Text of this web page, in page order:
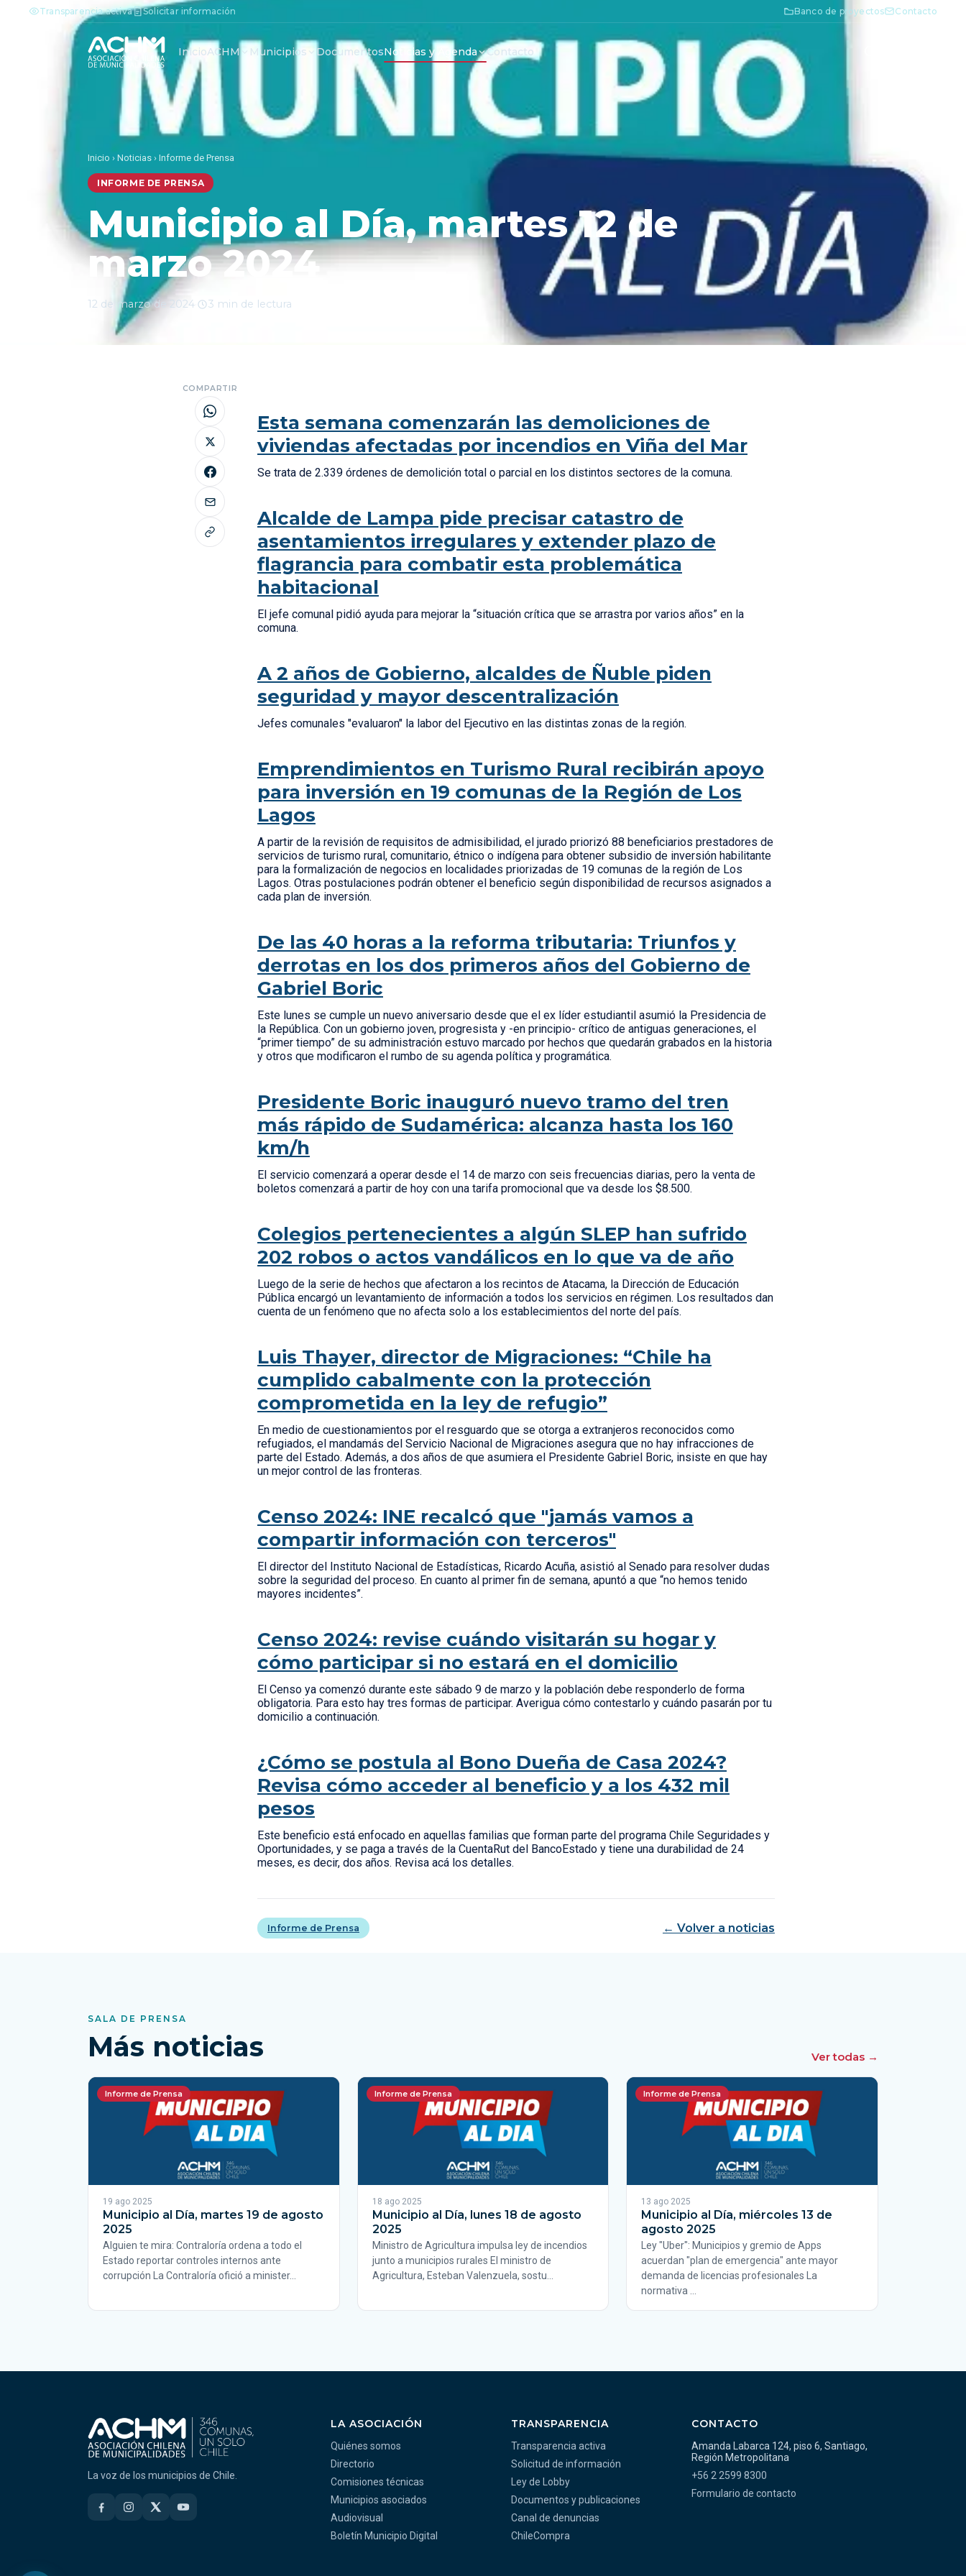
Transparencia activa Solicitar información Banco de proyectos Contacto
InicioACHM Municipios DocumentosNoticias y Agenda Contacto
Inicio › Noticias › Informe de Prensa
INFORME DE PRENSA
Municipio al Día, martes 12 de
marzo 2024
12 de marzo de 2024 3 min de lectura
COMPARTIR
Esta semana comenzarán las demoliciones de
viviendas afectadas por incendios en Viña del Mar
Se trata de 2.339 órdenes de demolición total o parcial en los distintos sectores de la comuna.
Alcalde de Lampa pide precisar catastro de
asentamientos irregulares y extender plazo de
flagrancia para combatir esta problemática
habitacional
El jefe comunal pidió ayuda para mejorar la “situación crítica que se arrastra por varios años” en la
comuna.
A 2 años de Gobierno, alcaldes de Ñuble piden
seguridad y mayor descentralización
Jefes comunales "evaluaron" la labor del Ejecutivo en las distintas zonas de la región.
Emprendimientos en Turismo Rural recibirán apoyo
para inversión en 19 comunas de la Región de Los
Lagos
A partir de la revisión de requisitos de admisibilidad, el jurado priorizó 88 beneficiarios prestadores de
servicios de turismo rural, comunitario, étnico o indígena para obtener subsidio de inversión habilitante
para la formalización de negocios en localidades priorizadas de 19 comunas de la región de Los
Lagos. Otras postulaciones podrán obtener el beneficio según disponibilidad de recursos asignados a
cada plan de inversión.
De las 40 horas a la reforma tributaria: Triunfos y
derrotas en los dos primeros años del Gobierno de
Gabriel Boric
Este lunes se cumple un nuevo aniversario desde que el ex líder estudiantil asumió la Presidencia de
la República. Con un gobierno joven, progresista y -en principio- crítico de antiguas generaciones, el
“primer tiempo” de su administración estuvo marcado por hechos que quedarán grabados en la historia
y otros que modificaron el rumbo de su agenda política y programática.
Presidente Boric inauguró nuevo tramo del tren
más rápido de Sudamérica: alcanza hasta los 160
km/h
El servicio comenzará a operar desde el 14 de marzo con seis frecuencias diarias, pero la venta de
boletos comenzará a partir de hoy con una tarifa promocional que va desde los $8.500.
Colegios pertenecientes a algún SLEP han sufrido
202 robos o actos vandálicos en lo que va de año
Luego de la serie de hechos que afectaron a los recintos de Atacama, la Dirección de Educación
Pública encargó un levantamiento de información a todos los servicios en régimen. Los resultados dan
cuenta de un fenómeno que no afecta solo a los establecimientos del norte del país.
Luis Thayer, director de Migraciones: “Chile ha
cumplido cabalmente con la protección
comprometida en la ley de refugio”
En medio de cuestionamientos por el resguardo que se otorga a extranjeros reconocidos como
refugiados, el mandamás del Servicio Nacional de Migraciones asegura que no hay infracciones de
parte del Estado. Además, a dos años de que asumiera el Presidente Gabriel Boric, insiste en que hay
un mejor control de las fronteras.
Censo 2024: INE recalcó que "jamás vamos a
compartir información con terceros"
El director del Instituto Nacional de Estadísticas, Ricardo Acuña, asistió al Senado para resolver dudas
sobre la seguridad del proceso. En cuanto al primer fin de semana, apuntó a que “no hemos tenido
mayores incidentes”.
Censo 2024: revise cuándo visitarán su hogar y
cómo participar si no estará en el domicilio
El Censo ya comenzó durante este sábado 9 de marzo y la población debe responderlo de forma
obligatoria. Para esto hay tres formas de participar. Averigua cómo contestarlo y cuándo pasarán por tu
domicilio a continuación.
¿Cómo se postula al Bono Dueña de Casa 2024?
Revisa cómo acceder al beneficio y a los 432 mil
pesos
Este beneficio está enfocado en aquellas familias que forman parte del programa Chile Seguridades y
Oportunidades, y se paga a través de la CuentaRut del BancoEstado y tiene una durabilidad de 24
meses, es decir, dos años. Revisa acá los detalles.
Informe de Prensa ← Volver a noticias
SALA DE PRENSA
Más noticias Ver todas →
Informe de Prensa
19 ago 2025
Municipio al Día, martes 19 de agosto
2025
Alguien te mira: Contraloría ordena a todo el
Estado reportar controles internos ante
corrupción La Contraloría ofició a minister…
Informe de Prensa
18 ago 2025
Municipio al Día, lunes 18 de agosto
2025
Ministro de Agricultura impulsa ley de incendios
junto a municipios rurales El ministro de
Agricultura, Esteban Valenzuela, sostu…
Informe de Prensa
13 ago 2025
Municipio al Día, miércoles 13 de
agosto 2025
Ley "Uber": Municipios y gremio de Apps
acuerdan "plan de emergencia" ante mayor
demanda de licencias profesionales La
normativa …
La voz de los municipios de Chile.
LA ASOCIACIÓN
Quiénes somos
Directorio
Comisiones técnicas
Municipios asociados
Audiovisual
Boletín Municipio Digital
TRANSPARENCIA
Transparencia activa
Solicitud de información
Ley de Lobby
Documentos y publicaciones
Canal de denuncias
ChileCompra
CONTACTO
Amanda Labarca 124, piso 6, Santiago,
Región Metropolitana
+56 2 2599 8300
Formulario de contacto